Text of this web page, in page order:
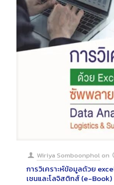
Wiriya Somboonphol on
การวิเคราะห์ข้อมูลด้วย
เชนและโลจิสติกส์ (e-Book)